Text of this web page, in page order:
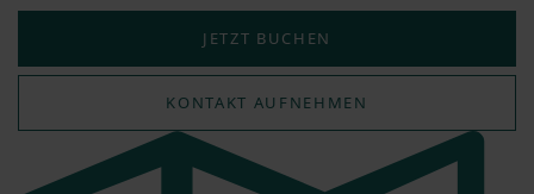
JETZT BUCHEN
KONTAKT AUFNEHMEN